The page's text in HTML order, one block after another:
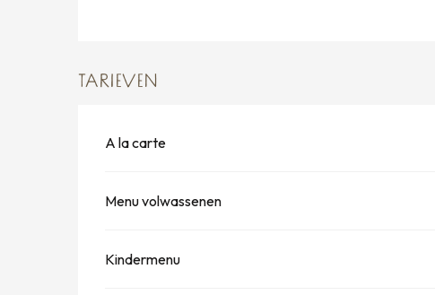
TARIEVEN
A la carte
Menu volwassenen
Kindermenu